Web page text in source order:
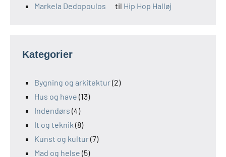
Markela Dedopoulos
til Hip Hop Halløj
Kategorier
Bygning og arkitektur(2)
Hus og have (13)
Indendørs (4)
It og teknik (8)
Kunst og kultur(7)
Mad og helse (5)